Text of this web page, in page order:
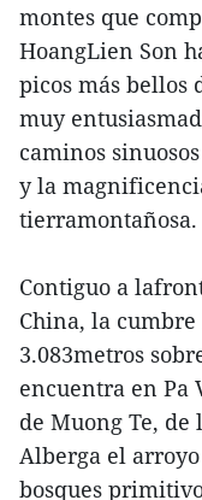
montes que
HoangLien Son
picos más bellos
muy
caminos
y la
tierramontañosa.
Contiguo a
China, la cumbre
3.083metros
encuentra en Pa
de Muong Te,
Alberga el
bosques